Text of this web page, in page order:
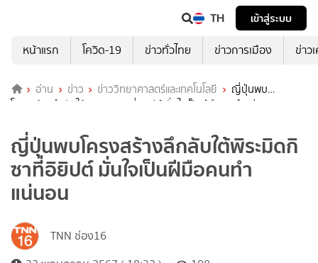
TH
เข้าสู่ระบบ
หน้าแรก
โควิด-19 ข่าวทั่วไทย ข่าวการเมือง ข่าว
อ่าน ข่าว ข่าววิทยาศาสตร์และเทคโนโลยี
ญี่ปุ่นพบ
โครงสร้างลึกลับใต้พิระมิดกิซาที่อิยิปต์ มั่นใจเป็นฝีมือคนทำแน่นอน
ญี่ปุ่นพบโครงสร้างลึกลับใต้พิระมิดกิ
ซาที่อิยิปต์ มั่นใจเป็นฝีมือคนทำ
แน่นอน
TNN ช่อง16